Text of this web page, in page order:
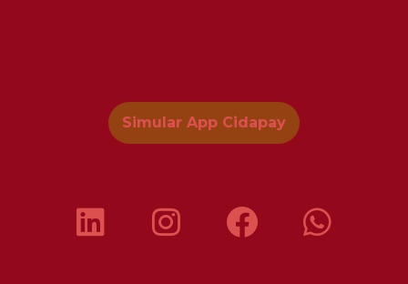
Simular App Cidapay